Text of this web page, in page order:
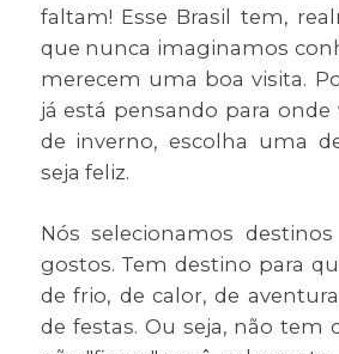
faltam! Esse Brasil tem,
que nunca imaginamos
merecem uma boa visita.
já está pensando para onde
de inverno, escolha uma
seja feliz.
Nós selecionamos
gostos. Tem destino para
de frio, de calor, de
de festas. Ou seja, não tem